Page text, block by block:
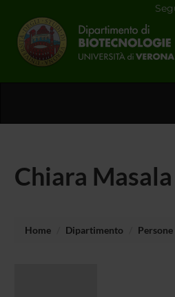
Chiara Masala
Home Dipartimento Persone